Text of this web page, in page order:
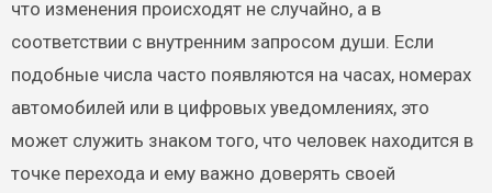
что изменения происходят не случайно, а в
соответствии с внутренним запросом души. Если
подобные числа часто появляются на часах, номерах
автомобилей или в цифровых уведомлениях, это
может служить знаком того, что человек находится в
точке перехода и ему важно доверять своей